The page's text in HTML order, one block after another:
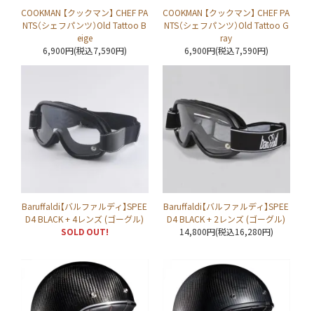
COOKMAN 【クックマン】 CHEF PA
NTS（シェフパンツ）Old Tattoo B
eige
6,900円(税込7,590円)
COOKMAN 【クックマン】 CHEF PA
NTS（シェフパンツ）Old Tattoo G
ray
6,900円(税込7,590円)
Baruffaldi【バルファルディ】SPEE
D4 BLACK + 4レンズ (ゴーグル)
SOLD OUT!
Baruffaldi【バルファルディ】SPEE
D4 BLACK + 2レンズ (ゴーグル)
14,800円(税込16,280円)